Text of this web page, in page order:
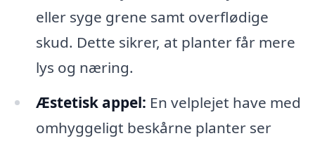
eller syge grene samt overflødige
skud. Dette sikrer, at planter får mere
lys og næring.
Æstetisk appel: En velplejet have med
omhyggeligt beskårne planter ser